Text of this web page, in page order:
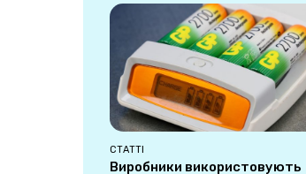
СТАТТІ
Виробники використовують